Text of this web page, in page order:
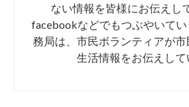
ない情報を皆様にお伝えし
facebookなどでもつぶやいてい
務局は、市民ボランティアが
生活情報をお伝えして